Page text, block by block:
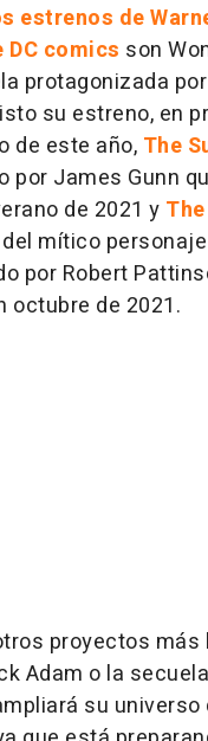
estrenos de
comics son
protagonizada por
su estreno, en
de este año, The
por James Gunn
de 2021 y
mítico
por Robert
octubre de 2021.
proyectos
Adam o la
su universo